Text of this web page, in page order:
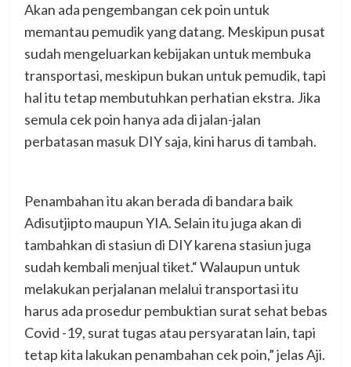
Akan ada pengembangan cek poin untuk
memantau pemudik yang datang. Meskipun pusat
sudah mengeluarkan kebijakan untuk membuka
transportasi, meskipun bukan untuk pemudik, tapi
hal itu tetap membutuhkan perhatian ekstra. Jika
semula cek poin hanya ada di jalan-jalan
perbatasan masuk DIY saja, kini harus di tambah.
Penambahan itu akan berada di bandara baik
Adisutjipto maupun YIA. Selain itu juga akan di
tambahkan di stasiun di DIY karena stasiun juga
sudah kembali menjual tiket.“ Walaupun untuk
melakukan perjalanan melalui transportasi itu
harus ada prosedur pembuktian surat sehat bebas
Covid -19, surat tugas atau persyaratan lain, tapi
tetap kita lakukan penambahan cek poin,” jelas Aji.